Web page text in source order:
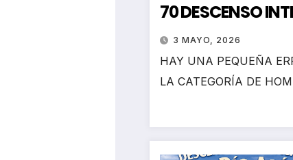
70 DESCENSO
3 MAYO, 2026
HAY UNA PEQUEÑA
LA CATEGORÍA DE